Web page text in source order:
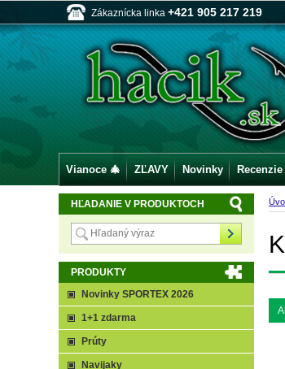
Zákaznícka linka +421 905 217 219
HĽADANIE V PRODUKTOCH
PRODUKTY
Novinky SPORTEX 2026
1+1 zdarma
Prúty
Navijaky
Vianoce 🎄 ZĽAVY Novinky Recenzie